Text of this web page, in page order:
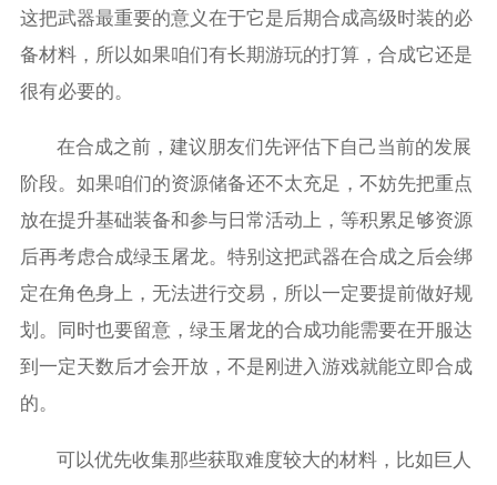
这把武器最重要的意义在于它是后期合成高级时装的必
备材料，所以如果咱们有长期游玩的打算，合成它还是
很有必要的。
在合成之前，建议朋友们先评估下自己当前的发展
阶段。如果咱们的资源储备还不太充足，不妨先把重点
放在提升基础装备和参与日常活动上，等积累足够资源
后再考虑合成绿玉屠龙。特别这把武器在合成之后会绑
定在角色身上，无法进行交易，所以一定要提前做好规
划。同时也要留意，绿玉屠龙的合成功能需要在开服达
到一定天数后才会开放，不是刚进入游戏就能立即合成
的。
可以优先收集那些获取难度较大的材料，比如巨人